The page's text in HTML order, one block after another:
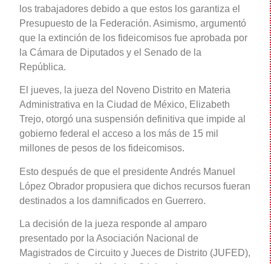
los trabajadores debido a que estos los garantiza el
Presupuesto de la Federación. Asimismo, argumentó
que la extinción de los fideicomisos fue aprobada por
la Cámara de Diputados y el Senado de la
República.
El jueves, la jueza del Noveno Distrito en Materia
Administrativa en la Ciudad de México, Elizabeth
Trejo, otorgó una suspensión definitiva que impide al
gobierno federal el acceso a los más de 15 mil
millones de pesos de los fideicomisos.
Esto después de que el presidente Andrés Manuel
López Obrador propusiera que dichos recursos fueran
destinados a los damnificados en Guerrero.
La decisión de la jueza responde al amparo
presentado por la Asociación Nacional de
Magistrados de Circuito y Jueces de Distrito (JUFED),